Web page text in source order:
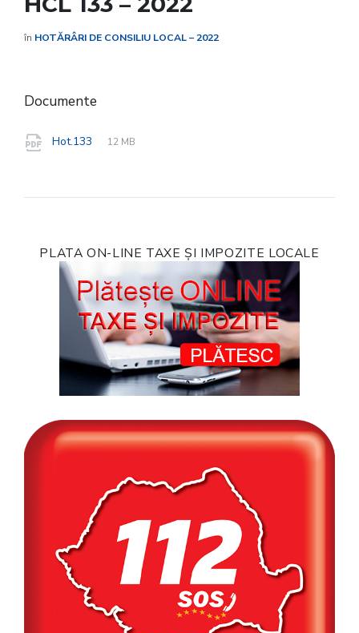
în HOTĂRÂRI DE CONSILIU LOCAL – 2022
Documente
Hot.133
File
pdf
File
12 MB
PLATA ON-LINE TAXE ȘI IMPOZITE LOCALE